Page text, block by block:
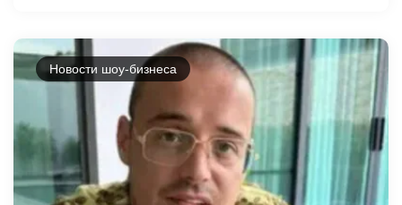
Новости шоу-бизнеса